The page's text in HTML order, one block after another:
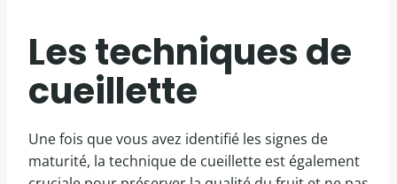
Les techniques de
cueillette
Une fois que vous avez identifié les signes de
maturité, la technique de cueillette est également